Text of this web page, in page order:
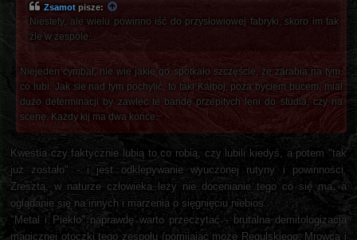
Zsamot pisze:
Niestety, ale wielu powinno iść do przysłowiowej fabryki, skoro im tak
źle w zespole...
Niejeden cymbał, nie wie jakie go spotkało szczęście, że zarabia na tym,
co lubi. Jak sie nad tym pochylić, to taki Kałboj, poza byciem bucem, miał
dużo determinacji by zawlec te bandę przepitych leni do studia, czy na
scenę. Każdy kij ma dwa końce.
Kwestia czy faktycznie lubią to co robią, czy lubili kiedyś, a potem "tak
już zostało" - i jest odklepywanie wyuczonej rutyny i powinności.
Zresztą, w naturze człowieka leży nie docenianie tego co się ma, a
oglądanie się na innych i marzenia o sięgnięciu niebios.
"Metal i Piekło" naprawdę warto przeczytać - brutalna demitologizacja
magicznej otoczki tego zespołu (pomijając może Regulskiego, Mrowca i